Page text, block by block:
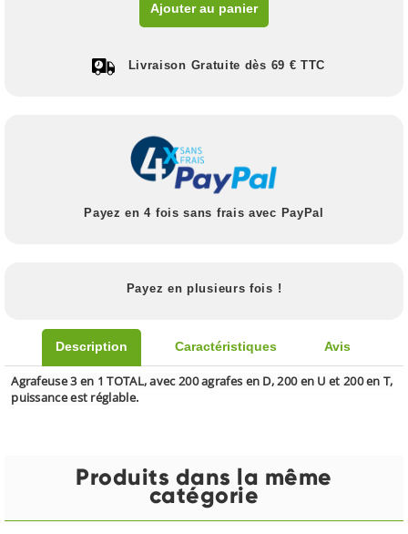
Ajouter au panier
Livraison Gratuite dès 69 € TTC
Payez en 4 fois sans frais avec PayPal
Payez en plusieurs fois !
Description Caractéristiques Avis
Agrafeuse 3 en 1 TOTAL, avec 200 agrafes en D, 200 en U et 200 en T,
puissance est réglable.
Produits dans la même
catégorie